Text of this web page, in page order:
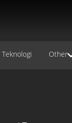
Teknologi Other